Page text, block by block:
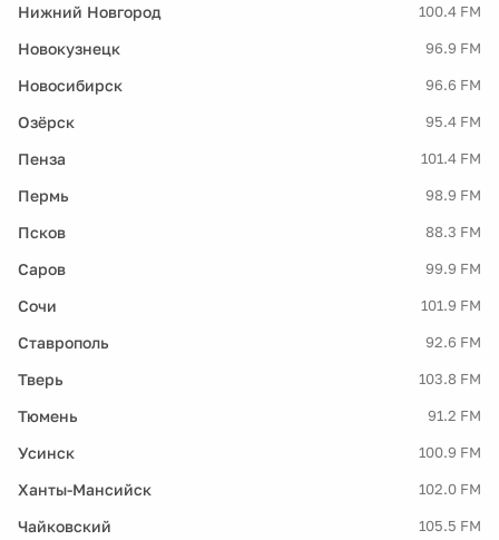
Нижний Новгород 100.4 FM
Новокузнецк 96.9 FM
Новосибирск 96.6 FM
Озёрск 95.4 FM
Пенза 101.4 FM
Пермь 98.9 FM
Псков 88.3 FM
Саров 99.9 FM
Сочи 101.9 FM
Ставрополь 92.6 FM
Тверь 103.8 FM
Тюмень 91.2 FM
Усинск 100.9 FM
Ханты-Мансийск 102.0 FM
Чайковский 105.5 FM